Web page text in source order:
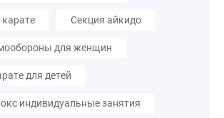
карате Секция айкидо
для женщин
для детей
индивидуальные занятия